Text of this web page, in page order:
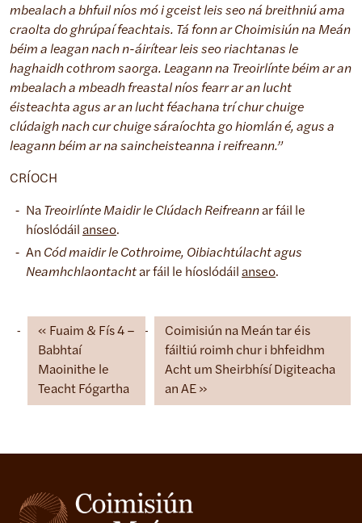
mbealach a bhfuil níos mó i gceist leis seo ná breithniú ama
craolta do ghrúpaí feachtais. Tá fonn ar Choimisiún na Meán
béim a leagan nach n-áirítear leis seo riachtanas le
haghaidh cothrom saorga. Leagann na Treoirlínte béim ar an
mbealach a mbeadh freastal níos fearr ar an lucht
éisteachta agus ar an lucht féachana trí chur chuige
clúdaigh nach cur chuige sáraíochta go hiomlán é, agus a
leagann béim ar na saincheisteanna i reifreann.”
CRÍOCH
Na Treoirlínte Maidir le Clúdach Reifreannar fáil le
híoslódáil anseo.
An Cód maidir le Cothroime, Oibiachtúlacht agus
Neamhchlaontachtar fáil le híoslódáil anseo.
Fuaim & Fís 4 –
Babhtaí
Maoinithe le
Teacht Fógartha
Coimisiún na Meán tar éis
fáiltiú roimh chur i bhfeidhm
Acht um Sheirbhísí Digiteacha
an AE